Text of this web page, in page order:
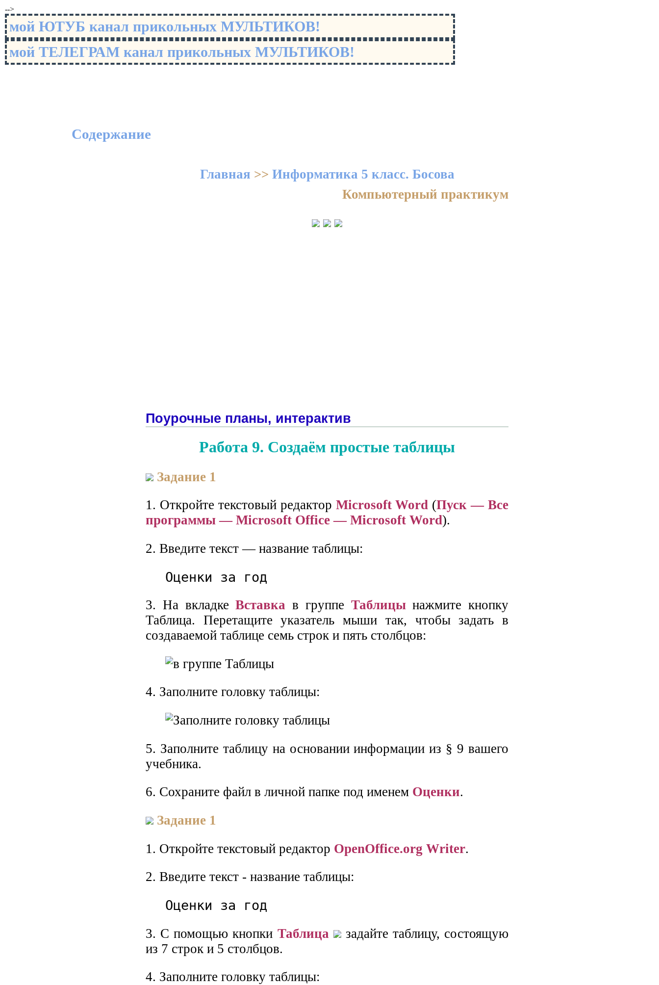
-->
мой ЮТУБ канал прикольных МУЛЬТИКОВ!
мой ТЕЛЕГРАМ канал прикольных МУЛЬТИКОВ!
Содержание
Главная >> Информатика 5 класс. Босова
Компьютерный практикум
Поурочные планы, интерактив
Работа 9. Создаём простые таблицы
Задание 1
1. Откройте текстовый редактор Microsoft Word (Пуск — Все
программы — Microsoft Office — Microsoft Word).
2. Введите текст — название таблицы:
Оценки за год
3. На вкладкеВставка в группе Таблицынажмите кнопку
Таблица. Перетащите указатель мыши так, чтобы задать в
создаваемой таблице семь строк и пять столбцов:
4. Заполните головку таблицы:
5. Заполните таблицу на основании информации из § 9 вашего
учебника.
6. Сохраните файл в личной папке под именем Оценки.
Задание 1
1. Откройте текстовый редактор OpenOffice.org Writer.
2. Введите текст - название таблицы:
Оценки за год
3. С помощью кнопки Таблица
задайте таблицу, состоящую
из 7 строк и 5 столбцов.
4. Заполните головку таблицы: